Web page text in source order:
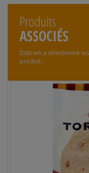
Produits
ASSOCIÉS
Distram a sélectionné
produit...